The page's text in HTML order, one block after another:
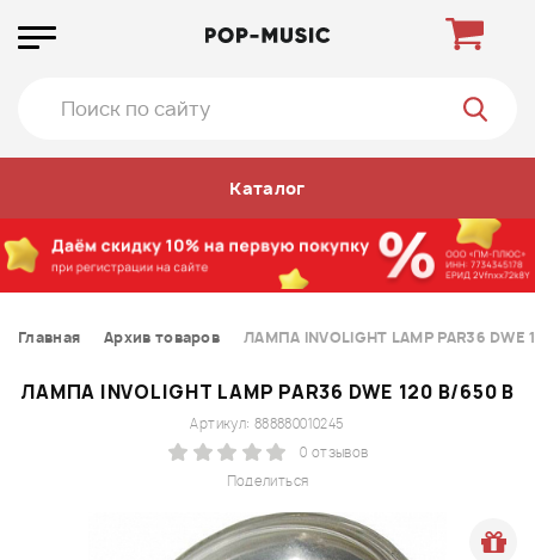
Каталог
Главная Архив товаров ЛАМПА INVOLIGHT LAMP PAR36 DWE
ЛАМПА INVOLIGHT LAMP PAR36 DWE 120 В/650 В
Поделиться
Артикул: 888880010245
0 отзывов